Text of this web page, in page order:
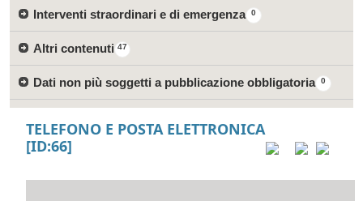
0
Interventi straordinari e di emergenza
47
Altri contenuti
0
Dati non più soggetti a pubblicazione obbligatoria
TELEFONO E POSTA ELETTRONICA
[ID:66]